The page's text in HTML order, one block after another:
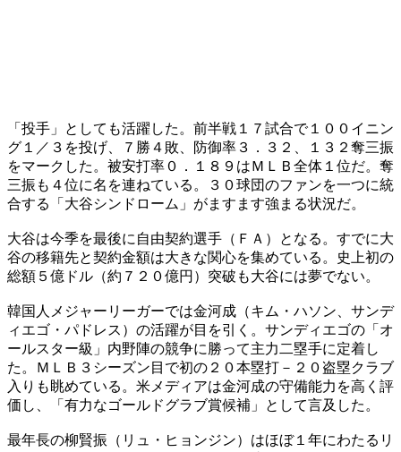
「投手」としても活躍した。前半戦１７試合で１００イニン
グ１／３を投げ、７勝４敗、防御率３．３２、１３２奪三振
をマークした。被安打率０．１８９はＭＬＢ全体１位だ。奪
三振も４位に名を連ねている。３０球団のファンを一つに統
合する「大谷シンドローム」がますます強まる状況だ。
大谷は今季を最後に自由契約選手（ＦＡ）となる。すでに大
谷の移籍先と契約金額は大きな関心を集めている。史上初の
総額５億ドル（約７２０億円）突破も大谷には夢でない。
韓国人メジャーリーガーでは金河成（キム・ハソン、サンデ
ィエゴ・パドレス）の活躍が目を引く。サンディエゴの「オ
ールスター級」内野陣の競争に勝って主力二塁手に定着し
た。ＭＬＢ３シーズン目で初の２０本塁打－２０盗塁クラブ
入りも眺めている。米メディアは金河成の守備能力を高く評
価し、「有力なゴールドグラブ賞候補」として言及した。
最年長の柳賢振（リュ・ヒョンジン）はほぼ１年にわたるリ